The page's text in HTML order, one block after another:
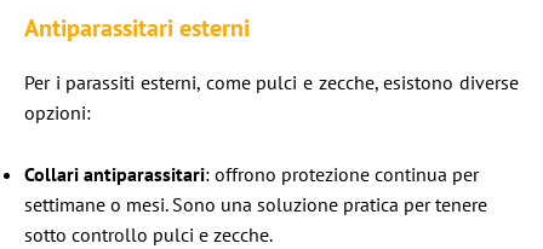
Antiparassitari esterni
Per i parassiti esterni, come pulci e zecche, esistono diverse
opzioni:
Collari antiparassitari: offrono protezione continua per
settimane o mesi. Sono una soluzione pratica per tenere
sotto controllo pulci e zecche.